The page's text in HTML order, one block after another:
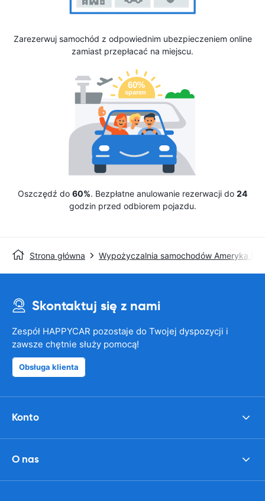
Zarezerwuj samochód z odpowiednim ubezpieczeniem online
zamiast przepłacać na miejscu.
Oszczędź do 60%. Bezpłatne anulowanie rezerwacji do 24
godzin przed odbiorem pojazdu.
Strona główna Wypożyczalnia samochodów Ameryka
Skontaktuj się z nami
Zespół HAPPYCAR pozostaje do Twojej dyspozycji i
zawsze chętnie służy pomocą!
Obsługa klienta
Konto
O nas